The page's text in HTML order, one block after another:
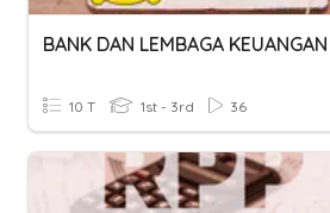
BANK DAN LEMBAGA KEUANGAN
10 T 1st - 3rd 36